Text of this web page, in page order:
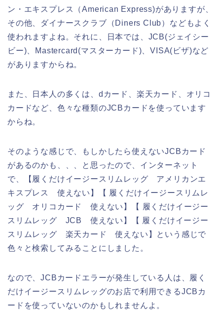
ン・エキスプレス（American Express)がありますが、
その他、ダイナースクラブ（Diners Club）などもよく
使われますよね。それに、日本では、JCB(ジェイシー
ビー)、Mastercard(マスターカード)、VISA(ビザ)など
がありますからね。
また、日本人の多くは、dカード、楽天カード、オリコ
カードなど、色々な種類のJCBカードを使っています
からね。
そのような感じで、もしかしたら使えないJCBカード
があるのかも、、、と思ったので、インターネット
で、【履くだけイージースリムレッグ アメリカンエ
キスプレス 使えない】【 履くだけイージースリムレ
ッグ オリコカード 使えない】【 履くだけイージー
スリムレッグ JCB 使えない】【 履くだけイージー
スリムレッグ 楽天カード 使えない】という感じで
色々と検索してみることにしました。
なので、JCBカードエラーが発生している人は、履く
だけイージースリムレッグのお店で利用できるJCBカ
ードを使っていないのかもしれませんよ。